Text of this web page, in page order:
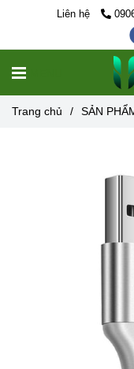
Liên hệ
Trang chủ / SẢN